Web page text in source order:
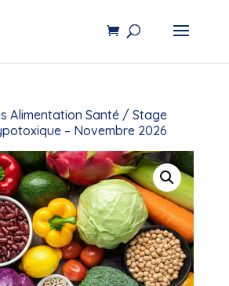
Alimentation Santé/ Stage
– Novembre 2026